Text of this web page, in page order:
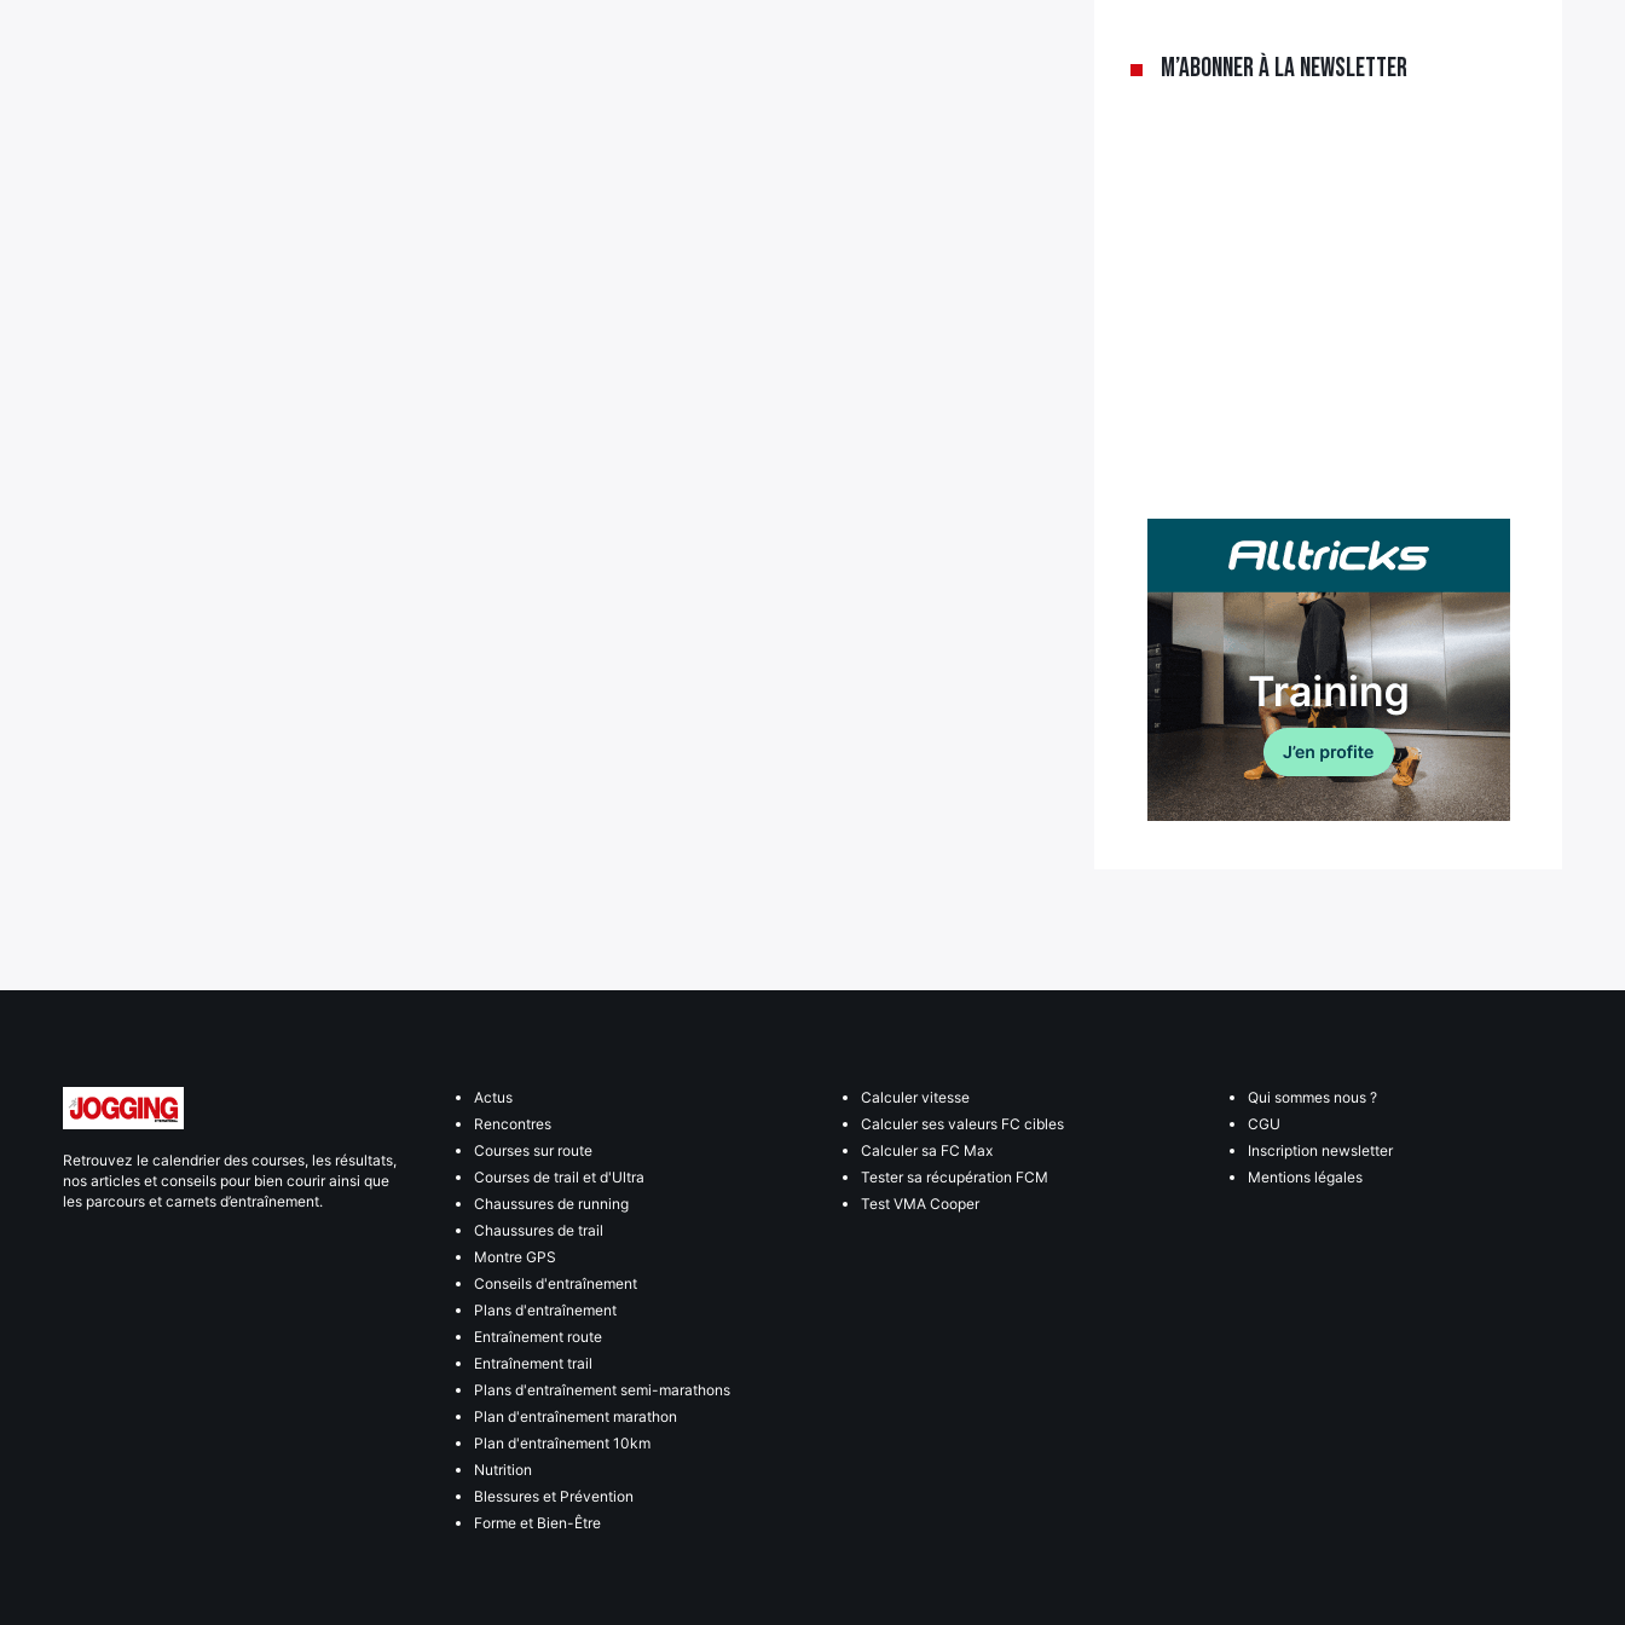
M’abonner à la newsletter
Retrouvez le calendrier des courses, les résultats,
nos articles et conseils pour bien courir ainsi que
les parcours et carnets d’entraînement.
Actus
Rencontres
Courses sur route
Courses de trail et d'Ultra
Chaussures de running
Chaussures de trail
Montre GPS
Conseils d'entraînement
Plans d'entraînement
Entraînement route
Entraînement trail
Plans d'entraînement semi-marathons
Plan d'entraînement marathon
Plan d'entraînement 10km
Nutrition
Blessures et Prévention
Forme et Bien-Être
Calculer vitesse
Calculer ses valeurs FC cibles
Calculer sa FC Max
Tester sa récupération FCM
Test VMA Cooper
Qui sommes nous ?
CGU
Inscription newsletter
Mentions légales